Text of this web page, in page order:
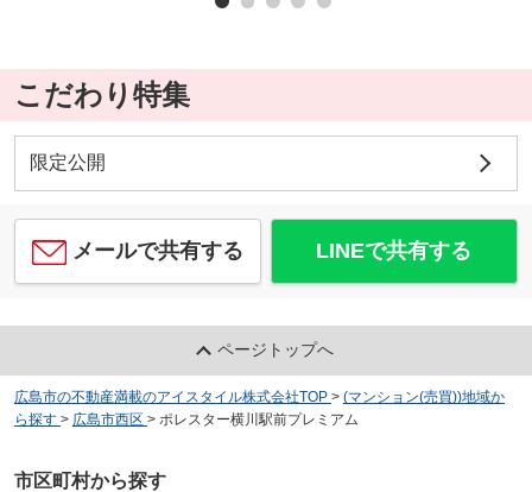
こだわり特集
限定公開
メールで共有する LINEで共有する
ページトップへ
広島市の不動産満載のアイスタイル株式会社TOP > (マンション(売買))地域か
ら探す > 広島市西区 > ポレスター横川駅前プレミアム
市区町村から探す